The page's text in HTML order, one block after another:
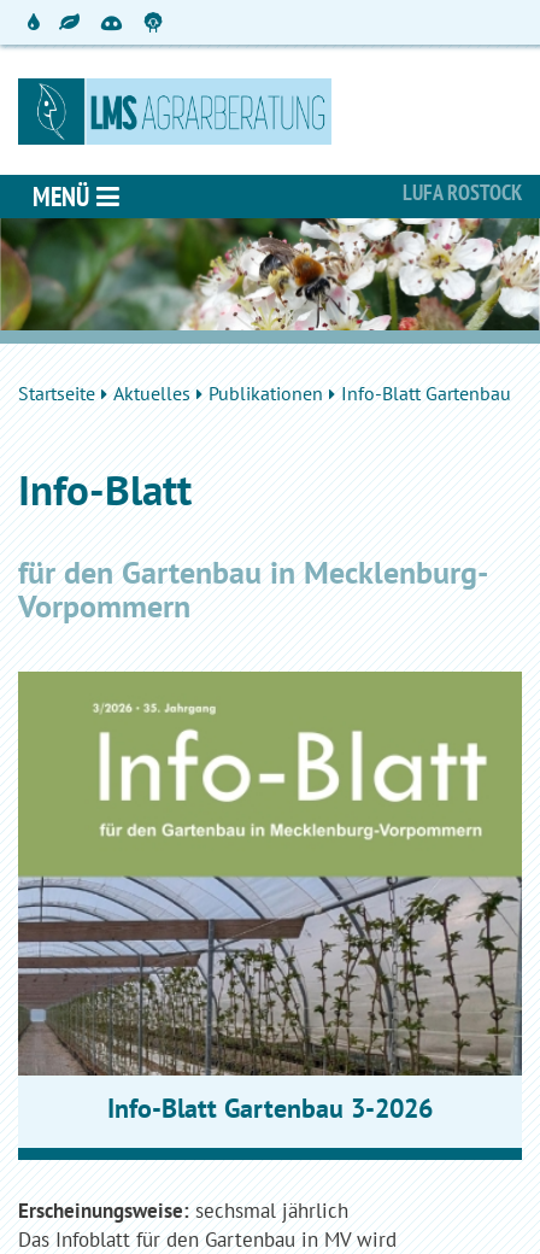
MENÜ LUFA ROSTOCK
Startseite Aktuelles Publikationen Info-Blatt Gartenbau
Info-Blatt
für den Gartenbau in Mecklenburg-
Vorpommern
Info-Blatt Gartenbau 3-2026
Erscheinungsweise:sechsmal jährlich
Das Infoblatt für den Gartenbau in MV wird